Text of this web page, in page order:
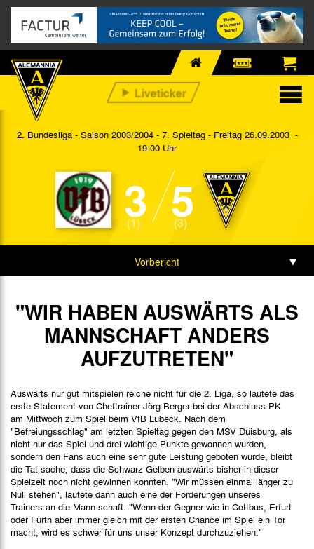
2. Bundesliga - Saison 2003/2004 - 7. Spieltag - Freitag 26.09.2003 -
19:00 Uhr
3
(1) 5
(3)
Vorbericht
Spielbericht
"WIR HABEN AUSWÄRTS ALS
MANNSCHAFT ANDERS
AUFZUTRETEN"
Auswärts nur gut mitspielen reiche nicht für die 2. Liga, so lautete das
erste Statement von Cheftrainer Jörg Berger bei der Abschluss-PK
am Mittwoch zum Spiel beim VfB Lübeck. Nach dem
"Befreiungsschlag" am letzten Spieltag gegen den MSV Duisburg, als
nicht nur das Spiel und drei wichtige Punkte gewonnen wurden,
sondern den Fans auch eine sehr gute Leistung geboten wurde, bleibt
die Tat-sache, dass die Schwarz-Gelben auswärts bisher in dieser
Spielzeit noch nicht gewinnen konnten. "Wir müssen einmal länger zu
Null stehen", lautete dann auch eine der Forderungen unseres
Trainers an die Mann-schaft. "Wenn der Gegner wie in Cottbus, Erfurt
oder Fürth aber immer gleich mit der ersten Chance im Spiel ein Tor
macht, wird es schwer für uns unser Konzept durchzuziehen."